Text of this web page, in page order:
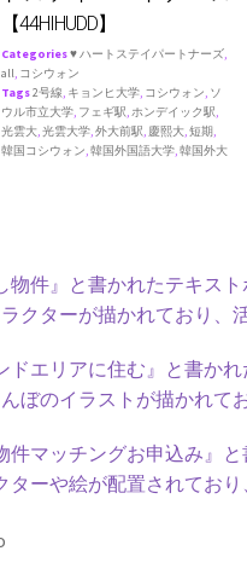
【44HIHUDD】
Categories♥ ハートステイパートナーズ,
all, コシウォン
Tags2号線, キョンヒ大学, コシウォン, ソ
ウル市立大学, フェギ駅,ホンデイック駅,
光雲大,光雲大学,外大前駅, 慶熙大,短期,
韓国コシウォン,韓国外国語大学,韓国外大